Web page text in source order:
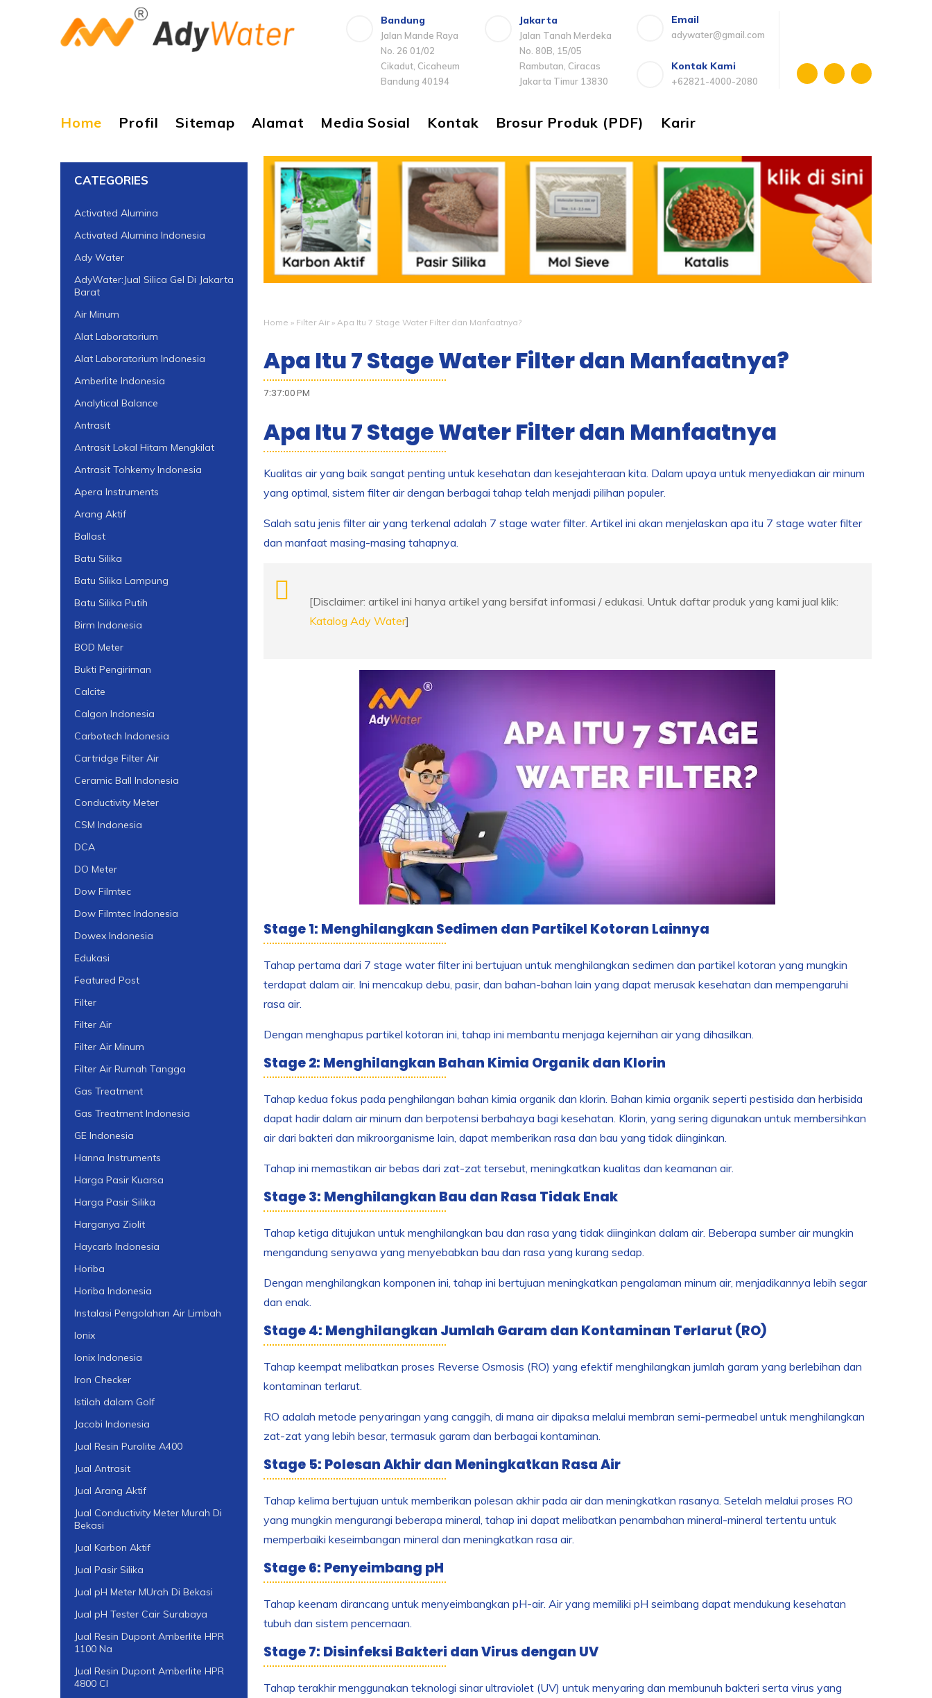
Bandung
Jalan Mande Raya
No. 26 01/02
Cikadut, Cicaheum
Bandung 40194
Jakarta
Jalan Tanah Merdeka
No. 80B, 15/05
Rambutan, Ciracas
Jakarta Timur 13830
Email
adywater@gmail.com
Kontak Kami
+62821-4000-2080
Home Profil Sitemap Alamat Media Sosial Kontak Brosur Produk (PDF) Karir
Home » Filter Air» Apa Itu 7 Stage Water Filter dan Manfaatnya?
Apa Itu 7 Stage Water Filter dan Manfaatnya?
7:37:00 PM
Apa Itu 7 Stage Water Filter dan Manfaatnya
Kualitas air yang baik sangat penting untuk kesehatan dan kesejahteraan kita. Dalam upaya untuk menyediakan air minum
yang optimal, sistem filter air dengan berbagai tahap telah menjadi pilihan populer.
Salah satu jenis filter air yang terkenal adalah 7 stage water filter. Artikel ini akan menjelaskan apa itu 7 stage water filter
dan manfaat masing-masing tahapnya.
[Disclaimer: artikel ini hanya artikel yang bersifat informasi / edukasi. Untuk daftar produk yang kami jual klik:
Katalog Ady Water]
Stage 1: Menghilangkan Sedimen dan Partikel Kotoran Lainnya
Tahap pertama dari 7 stage water filter ini bertujuan untuk menghilangkan sedimen dan partikel kotoran yang mungkin
terdapat dalam air. Ini mencakup debu, pasir, dan bahan-bahan lain yang dapat merusak kesehatan dan mempengaruhi
rasa air.
Dengan menghapus partikel kotoran ini, tahap ini membantu menjaga kejernihan air yang dihasilkan.
Stage 2: Menghilangkan Bahan Kimia Organik dan Klorin
Tahap kedua fokus pada penghilangan bahan kimia organik dan klorin. Bahan kimia organik seperti pestisida dan herbisida
dapat hadir dalam air minum dan berpotensi berbahaya bagi kesehatan. Klorin, yang sering digunakan untuk membersihkan
air dari bakteri dan mikroorganisme lain, dapat memberikan rasa dan bau yang tidak diinginkan.
Tahap ini memastikan air bebas dari zat-zat tersebut, meningkatkan kualitas dan keamanan air.
Stage 3: Menghilangkan Bau dan Rasa Tidak Enak
Tahap ketiga ditujukan untuk menghilangkan bau dan rasa yang tidak diinginkan dalam air. Beberapa sumber air mungkin
mengandung senyawa yang menyebabkan bau dan rasa yang kurang sedap.
Dengan menghilangkan komponen ini, tahap ini bertujuan meningkatkan pengalaman minum air, menjadikannya lebih segar
dan enak.
Stage 4: Menghilangkan Jumlah Garam dan Kontaminan Terlarut (RO)
Tahap keempat melibatkan proses Reverse Osmosis (RO) yang efektif menghilangkan jumlah garam yang berlebihan dan
kontaminan terlarut.
RO adalah metode penyaringan yang canggih, di mana air dipaksa melalui membran semi-permeabel untuk menghilangkan
zat-zat yang lebih besar, termasuk garam dan berbagai kontaminan.
Stage 5: Polesan Akhir dan Meningkatkan Rasa Air
Tahap kelima bertujuan untuk memberikan polesan akhir pada air dan meningkatkan rasanya. Setelah melalui proses RO
yang mungkin mengurangi beberapa mineral, tahap ini dapat melibatkan penambahan mineral-mineral tertentu untuk
memperbaiki keseimbangan mineral dan meningkatkan rasa air.
Stage 6: Penyeimbang pH
Tahap keenam dirancang untuk menyeimbangkan pH-air. Air yang memiliki pH seimbang dapat mendukung kesehatan
tubuh dan sistem pencernaan.
Stage 7: Disinfeksi Bakteri dan Virus dengan UV
Tahap terakhir menggunakan teknologi sinar ultraviolet (UV) untuk menyaring dan membunuh bakteri serta virus yang
CATEGORIES
Activated Alumina
Activated Alumina Indonesia
Ady Water
AdyWater:Jual Silica Gel Di Jakarta
Barat
Air Minum
Alat Laboratorium
Alat Laboratorium Indonesia
Amberlite Indonesia
Analytical Balance
Antrasit
Antrasit Lokal Hitam Mengkilat
Antrasit Tohkemy Indonesia
Apera Instruments
Arang Aktif
Ballast
Batu Silika
Batu Silika Lampung
Batu Silika Putih
Birm Indonesia
BOD Meter
Bukti Pengiriman
Calcite
Calgon Indonesia
Carbotech Indonesia
Cartridge Filter Air
Ceramic Ball Indonesia
Conductivity Meter
CSM Indonesia
DCA
DO Meter
Dow Filmtec
Dow Filmtec Indonesia
Dowex Indonesia
Edukasi
Featured Post
Filter
Filter Air
Filter Air Minum
Filter Air Rumah Tangga
Gas Treatment
Gas Treatment Indonesia
GE Indonesia
Hanna Instruments
Harga Pasir Kuarsa
Harga Pasir Silika
Harganya Ziolit
Haycarb Indonesia
Horiba
Horiba Indonesia
Instalasi Pengolahan Air Limbah
Ionix
Ionix Indonesia
Iron Checker
Istilah dalam Golf
Jacobi Indonesia
Jual Resin Purolite A400
Jual Antrasit
Jual Arang Aktif
Jual Conductivity Meter Murah Di
Bekasi
Jual Karbon Aktif
Jual Pasir Silika
Jual pH Meter MUrah Di Bekasi
Jual pH Tester Cair Surabaya
Jual Resin Dupont Amberlite HPR
1100 Na
Jual Resin Dupont Amberlite HPR
4800 Cl